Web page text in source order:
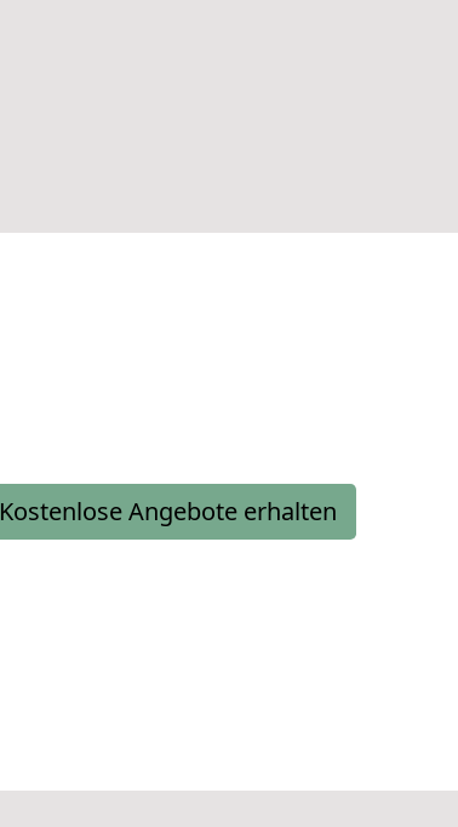
Kostenlose Angebote erhalten